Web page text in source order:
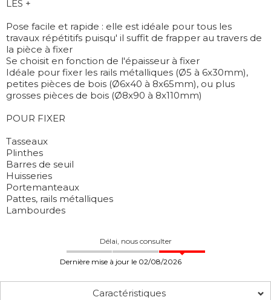
LES +
Pose facile et rapide : elle est idéale pour tous les
travaux répétitifs puisqu' il suffit de frapper au travers de
la pièce à fixer
Se choisit en fonction de l'épaisseur à fixer
Idéale pour fixer les rails métalliques (Ø5 à 6x30mm),
petites pièces de bois (Ø6x40 à 8x65mm), ou plus
grosses pièces de bois (Ø8x90 à 8x110mm)
POUR FIXER
Tasseaux
Plinthes
Barres de seuil
Huisseries
Portemanteaux
Pattes, rails métalliques
Lambourdes
Délai, nous consulter
Dernière mise à jour le 02/08/2026
Caractéristiques